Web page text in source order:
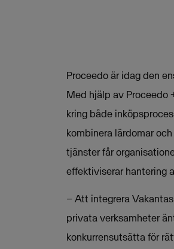
Proceedo är idag den
Med hjälp av Proceedo
kring både
kombinera lärdomar
tjänster får
effektiviserar hantering
– Att integrera
privata verksamheter
konkurrensutsätta för